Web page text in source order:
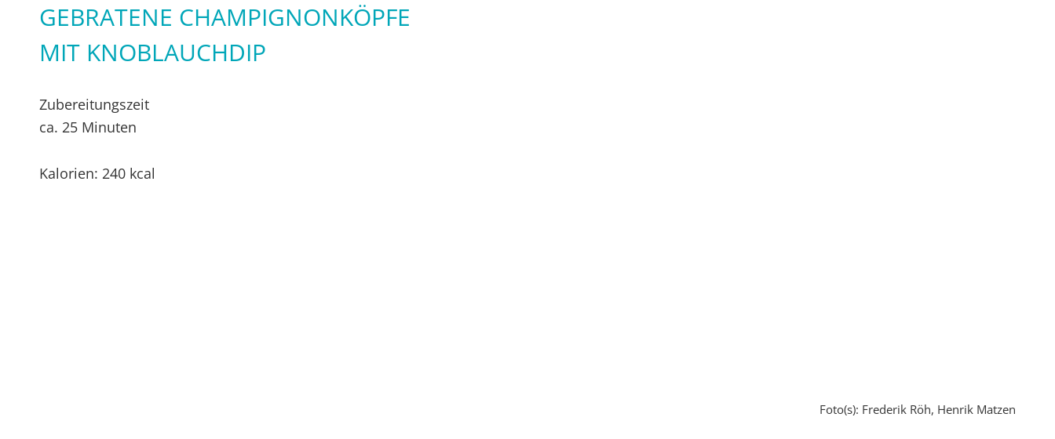
GEBRATENE CHAMPIGNONKÖPFE
MIT KNOBLAUCHDIP
Foto(s): Frederik Röh, Henrik Matzen
Zubereitungszeit
ca. 25 Minuten
Kalorien: 240 kcal